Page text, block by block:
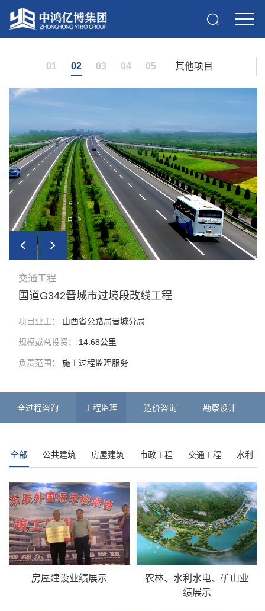
01 02 03 04 05 其他项目
市政工程
武汉·临空港市政道路及综合管廊项目
项目业主： 武汉市东西湖区城乡建设局
规模或总投资： 建安工程投资11.05亿
负责范围： 施工过程监理服务
全过程咨询 工程监理 造价咨询 勘察设计
全部 公共建筑 房屋建筑 市政工程 交通工程 水利工
房屋建设业绩展示
农林、水利水电、矿山业
绩展示